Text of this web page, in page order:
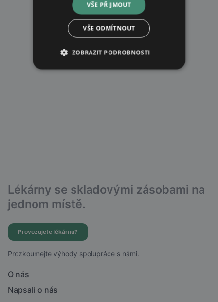
Lékárny se skladovými zásobami na
jednom místě.
Provozujete lékárnu?
Prozkoumejte výhody spolupráce s námi.
O nás
Napsali o nás
VŠE PŘIJMOUT
VŠE ODMÍTNOUT
ZOBRAZIT PODROBNOSTI